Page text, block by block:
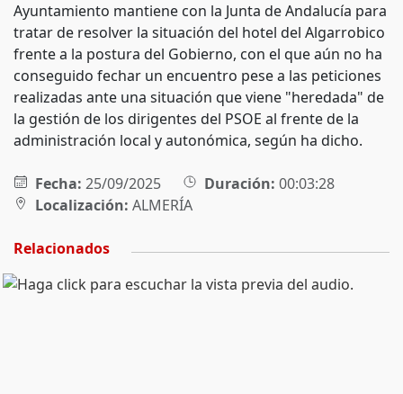
Ayuntamiento mantiene con la Junta de Andalucía para
tratar de resolver la situación del hotel del Algarrobico
frente a la postura del Gobierno, con el que aún no ha
conseguido fechar un encuentro pese a las peticiones
realizadas ante una situación que viene "heredada" de
la gestión de los dirigentes del PSOE al frente de la
administración local y autonómica, según ha dicho.
Fecha: 25/09/2025 Duración: 00:03:28
Localización: ALMERÍA
Relacionados